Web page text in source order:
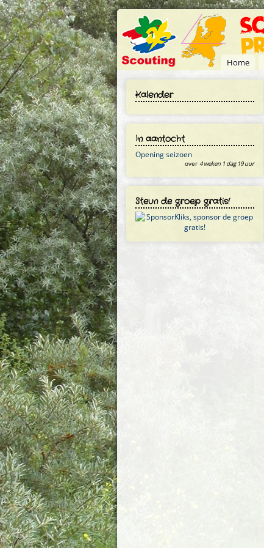
Overslaan en naar de inhoud gaan
Home
Kalender
In aantocht
Opening seizoen
over 4 weken 1 dag 19 uur
Steun de groep gratis!